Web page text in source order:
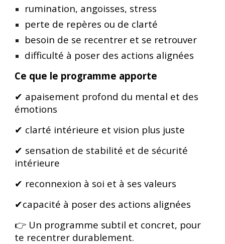
rumination, angoisses, stress
perte de repères ou de clarté
besoin de se recentrer et se retrouver
difficulté à poser des actions alignées
Ce que le programme apporte
✔ apaisement profond du mental et des
émotions
✔ clarté intérieure et vision plus juste
✔ sensation de stabilité et de sécurité
intérieure
✔ reconnexion à soi et à ses valeurs
✔capacité à poser des actions alignées
👉 Un programme subtil et concret, pour
te recentrer durablement.